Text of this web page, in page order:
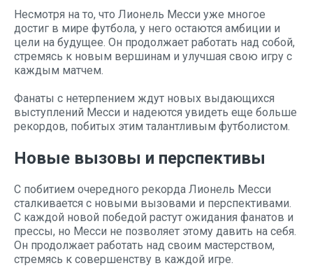
Несмотря на то, что Лионель Месси уже многое
достиг в мире футбола, у него остаются амбиции и
цели на будущее. Он продолжает работать над собой,
стремясь к новым вершинам и улучшая свою игру с
каждым матчем.
Фанаты с нетерпением ждут новых выдающихся
выступлений Месси и надеются увидеть еще больше
рекордов, побитых этим талантливым футболистом.
Новые вызовы и перспективы
С побитием очередного рекорда Лионель Месси
сталкивается с новыми вызовами и перспективами.
С каждой новой победой растут ожидания фанатов и
прессы, но Месси не позволяет этому давить на себя.
Он продолжает работать над своим мастерством,
стремясь к совершенству в каждой игре.